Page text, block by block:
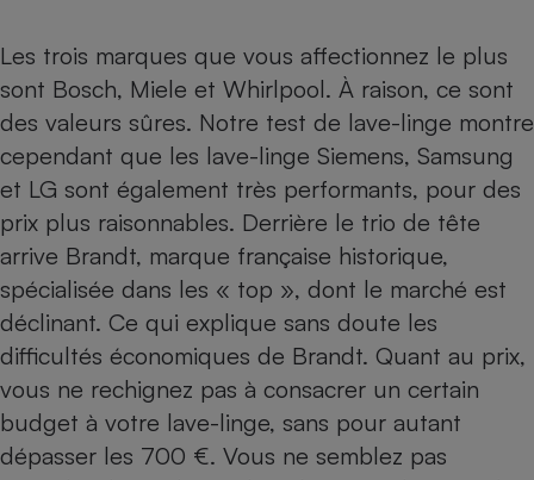
Les trois marques que vous affectionnez le plus
sont Bosch, Miele et Whirlpool. À raison, ce sont
des valeurs sûres. Notre test de lave-linge montre
cependant que les lave-linge Siemens, Samsung
et LG sont également très performants, pour des
prix plus raisonnables. Derrière le trio de tête
arrive Brandt, marque française historique,
spécialisée dans les « top », dont le marché est
déclinant. Ce qui explique sans doute les
difficultés économiques de Brandt. Quant au prix,
vous ne rechignez pas à consacrer un certain
budget à votre lave-linge, sans pour autant
dépasser les 700 €. Vous ne semblez pas